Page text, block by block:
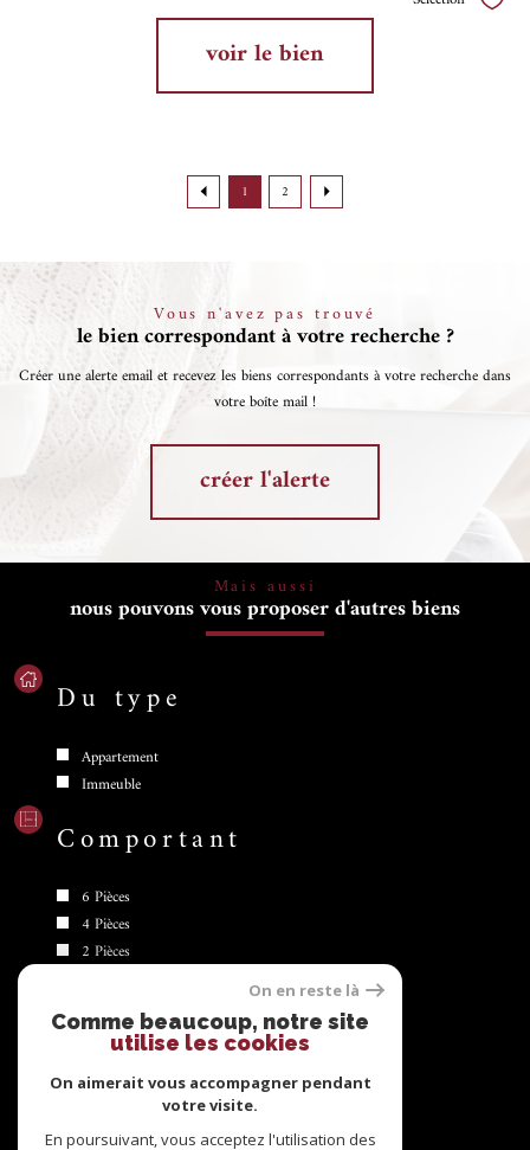
voir le bien
1 2
Vous n'avez pas trouvé
le bien correspondant à votre recherche ?
Créer une alerte email et recevez les biens correspondants à votre recherche dans
votre boîte mail !
créer l'alerte
Mais aussi
nous pouvons vous proposer d'autres biens
Du type
Appartement
Immeuble
Comportant
6 Pièces
4 Pièces
2 Pièces
connecter
espace propriétaire
On en reste là
Comme beaucoup, notre site
utilise les cookies
On aimerait vous accompagner pendant
votre visite.
En poursuivant, vous acceptez l'utilisation des